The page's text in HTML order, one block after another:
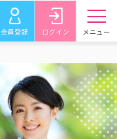
会員登録 ログイン メニュー